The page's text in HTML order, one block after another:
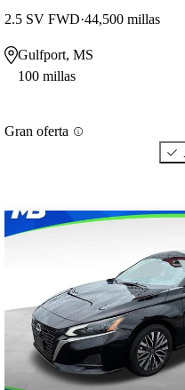
2.5 SV FWD 44,500 millas
Gulfport, MS
100 millas
Gran oferta